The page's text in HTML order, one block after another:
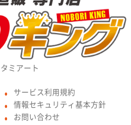
ミアート
● サービス利用規約
● 情報セキュリティ基本方針
● お問い合わせ